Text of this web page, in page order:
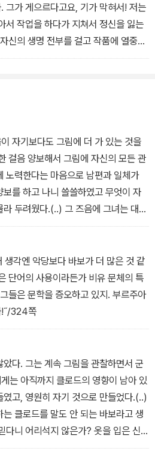
그가 게으르다고요, 기가 막혀서! 저는
서 작업을 하다가 지쳐서 정신을 잃는
신의 생명 전부를 걸고 작품에 열중하
지 끊은 남자를 어떻게 게으르다고
영광을 가지려면 그전에 이미 수용
야 한다는 사실을 그들은 절대로 이해
자기보다도 그림에 더 가 있는 것을
걸음 양보해서 그림에 자신의 모든 관
노력한다는 마음으로 남편과 일체가
를 하고 나니 쓸쓸하였고 무엇이 자
두려웠다.(..) 그 즈음에 그녀는 대범
머니의 역활을 해야겠다는 생각이 들
생각엔 악당보다 바보가 더 많은 것 같
단어의 사용이라든가 비유 문체의 특
들은 문학을 증오하고 있지. 부르주아
!˝/324쪽
다. 그는 계속 그림을 관찰하면서 군
는 아직까지 클로드의 영향이 남아 있
고, 영원히 자기 것으로 만들었다.(..)
클로드를 말도 안 되는 바보라고 생
다니 어리석지 않은가? 옷을 입은 신
함께 그리는가?배경으로 장난을 치